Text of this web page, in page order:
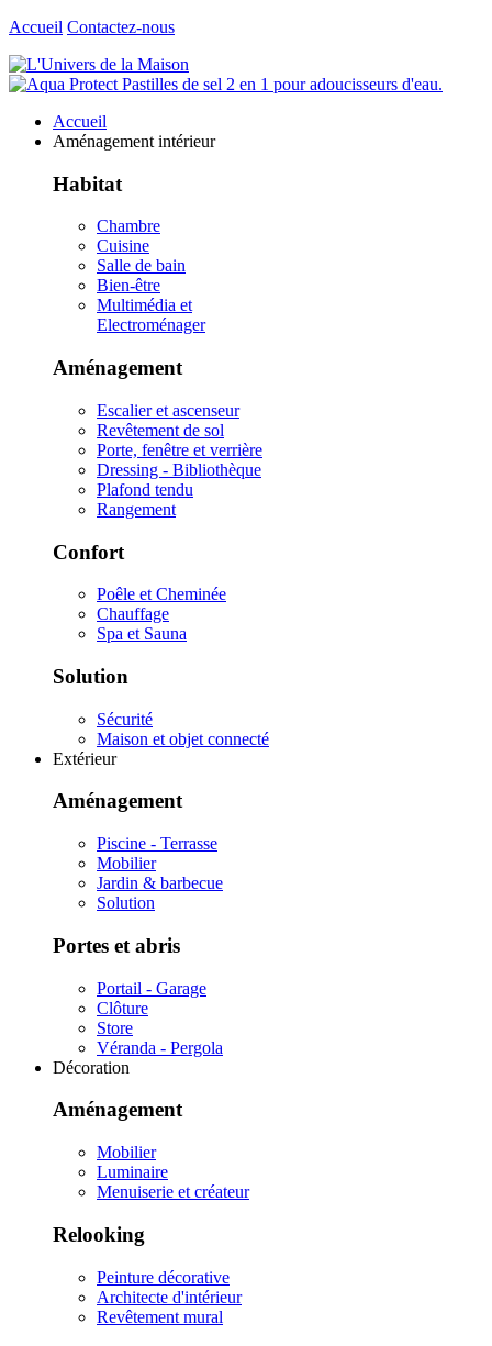
Accueil Contactez-nous
Accueil
Aménagement intérieur
Habitat
Chambre
Cuisine
Salle de bain
Bien-être
Multimédia et
Electroménager
Aménagement
Escalier et ascenseur
Revêtement de sol
Porte, fenêtre et verrière
Dressing - Bibliothèque
Plafond tendu
Rangement
Confort
Poêle et Cheminée
Chauffage
Spa et Sauna
Solution
Sécurité
Maison et objet connecté
Extérieur
Aménagement
Piscine - Terrasse
Mobilier
Jardin & barbecue
Solution
Portes et abris
Portail - Garage
Clôture
Store
Véranda - Pergola
Décoration
Aménagement
Mobilier
Luminaire
Menuiserie et créateur
Relooking
Peinture décorative
Architecte d'intérieur
Revêtement mural